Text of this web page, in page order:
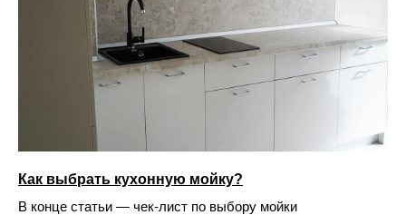
Как выбрать кухонную мойку?
В конце статьи — чек-лист по выбору мойки